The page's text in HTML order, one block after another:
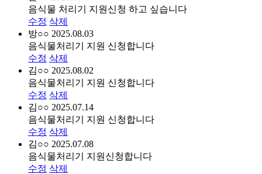
음식물 처리기 지원신청 하고 싶습니다
수정 삭제
방○○ 2025.08.03
음식물처리기 지원 신청합니다
수정 삭제
김○○ 2025.08.02
음식물처리기 지원 신청합니다
수정 삭제
김○○ 2025.07.14
음식물처리기 지원 신청합니다
수정 삭제
김○○ 2025.07.08
음식물처리기 지원신청합니다
수정 삭제